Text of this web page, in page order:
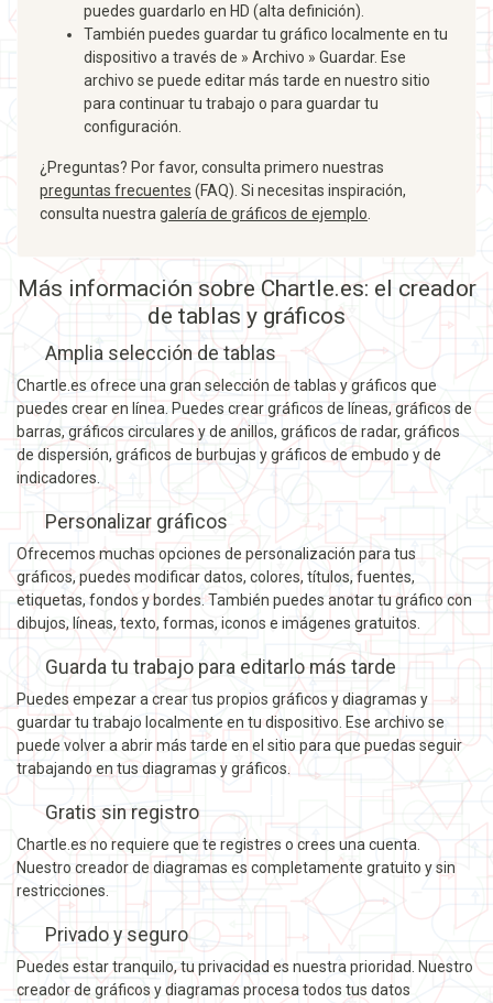
puedes guardarlo en HD (alta definición).
También puedes guardar tu gráfico localmente en tu
dispositivo a través de » Archivo » Guardar. Ese
archivo se puede editar más tarde en nuestro sitio
para continuar tu trabajo o para guardar tu
configuración.
¿Preguntas? Por favor, consulta primero nuestras
preguntas frecuentes (FAQ). Si necesitas inspiración,
consulta nuestra galería de gráficos de ejemplo
Más información sobre Chartle.es: el creador
de tablas y gráficos
Amplia selección de tablas
Chartle.es ofrece una gran selección de tablas y gráficos que
puedes crear en línea. Puedes crear gráficos de líneas, gráficos de
barras, gráficos circulares y de anillos, gráficos de radar, gráficos
de dispersión, gráficos de burbujas y gráficos de embudo y de
indicadores.
Personalizar gráficos
Ofrecemos muchas opciones de personalización para tus
gráficos, puedes modificar datos, colores, títulos, fuentes,
etiquetas, fondos y bordes. También puedes anotar tu gráfico con
dibujos, líneas, texto, formas, iconos e imágenes gratuitos.
Guarda tu trabajo para editarlo más tarde
Puedes empezar a crear tus propios gráficos y diagramas y
guardar tu trabajo localmente en tu dispositivo. Ese archivo se
puede volver a abrir más tarde en el sitio para que puedas seguir
trabajando en tus diagramas y gráficos.
Gratis sin registro
Chartle.es no requiere que te registres o crees una cuenta.
Nuestro creador de diagramas es completamente gratuito y sin
restricciones.
Privado y seguro
Puedes estar tranquilo, tu privacidad es nuestra prioridad. Nuestro
creador de gráficos y diagramas procesa todos tus datos